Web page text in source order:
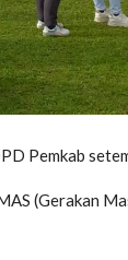
Pemkab
(Gerakan